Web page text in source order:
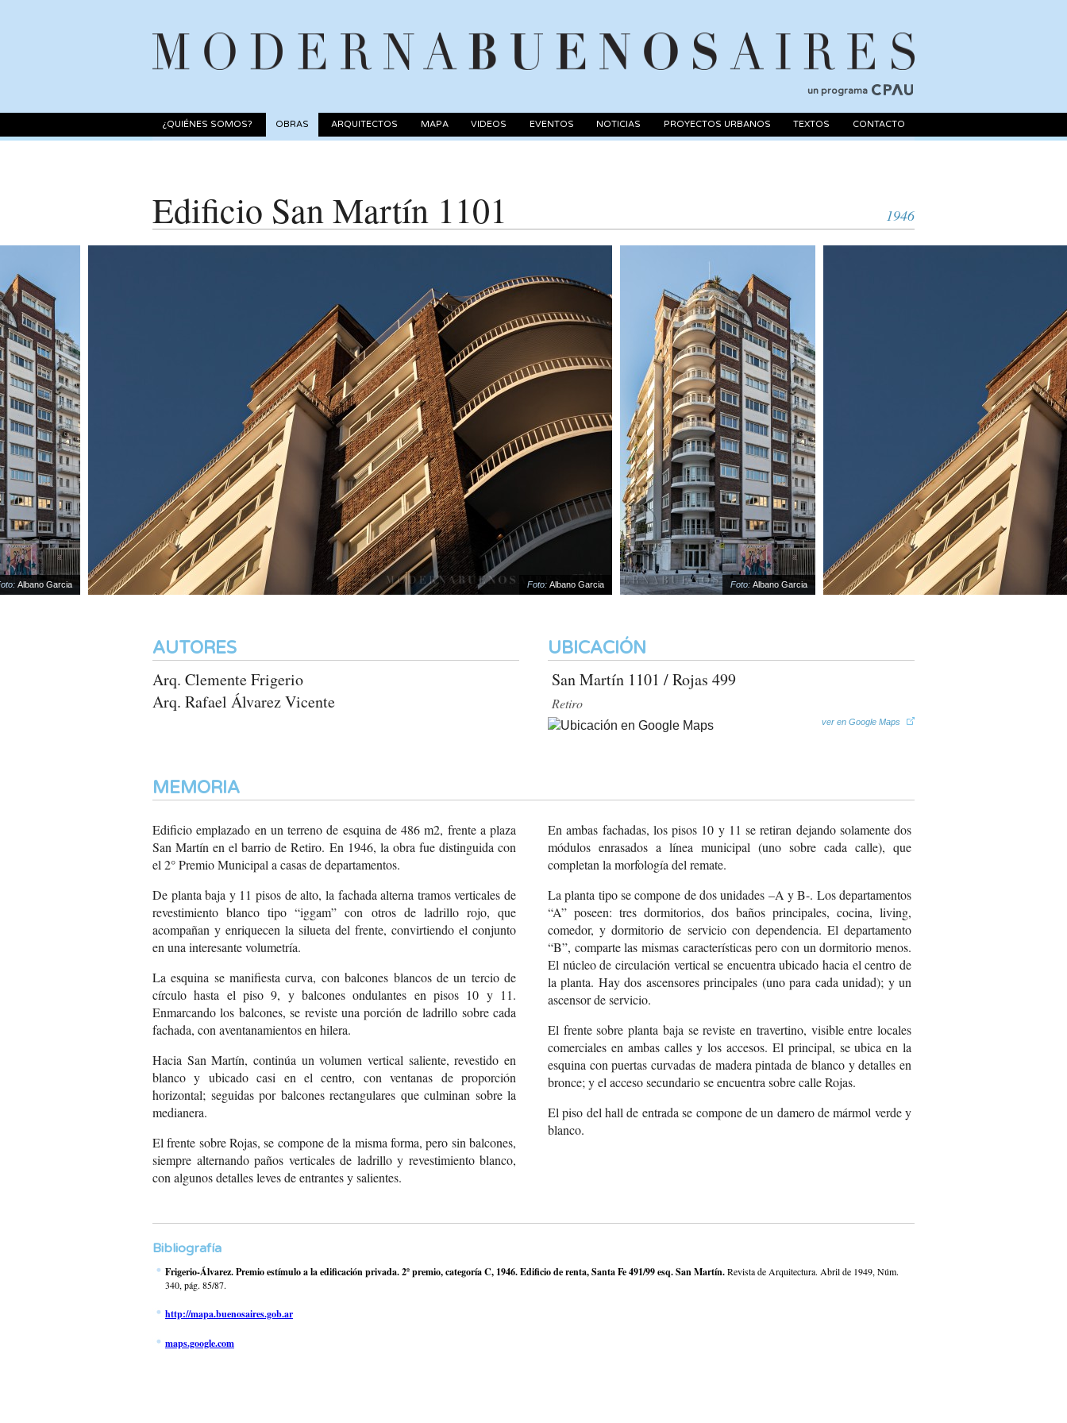
un programa
¿QUIÉNES SOMOS? OBRAS ARQUITECTOS MAPA VIDEOS EVENTOS NOTICIAS PROYECTOS URBANOS TEXTOS CONTACTO
Edificio San Martín 1101 1946
Albano Garcia Foto:Albano Garcia Foto:Albano Garcia
AUTORES
Arq. Clemente Frigerio
Arq. Rafael Álvarez Vicente
UBICACIÓN
San Martín 1101 / Rojas 499
Retiro
ver en Google Maps
MEMORIA
Edificio emplazado en un terreno de esquina de 486 m2, frente a plaza
San Martín en el barrio de Retiro. En 1946, la obra fue distinguida con
el 2° Premio Municipal a casas de departamentos.
De planta baja y 11 pisos de alto, la fachada alterna tramos verticales de
revestimiento blanco tipo “iggam” con otros de ladrillo rojo, que
acompañan y enriquecen la silueta del frente, convirtiendo el conjunto
en una interesante volumetría.
La esquina se manifiesta curva, con balcones blancos de un tercio de
círculo hasta el piso 9, y balcones ondulantes en pisos 10 y 11.
Enmarcando los balcones, se reviste una porción de ladrillo sobre cada
fachada, con aventanamientos en hilera.
Hacia San Martín, continúa un volumen vertical saliente, revestido en
blanco y ubicado casi en el centro, con ventanas de proporción
horizontal; seguidas por balcones rectangulares que culminan sobre la
medianera.
El frente sobre Rojas, se compone de la misma forma, pero sin balcones,
siempre alternando paños verticales de ladrillo y revestimiento blanco,
con algunos detalles leves de entrantes y salientes.
En ambas fachadas, los pisos 10 y 11 se retiran dejando solamente dos
módulos enrasados a línea municipal (uno sobre cada calle), que
completan la morfología del remate.
La planta tipo se compone de dos unidades –A y B-. Los departamentos
“A” poseen: tres dormitorios, dos baños principales, cocina, living,
comedor, y dormitorio de servicio con dependencia. El departamento
“B”, comparte las mismas características pero con un dormitorio menos.
El núcleo de circulación vertical se encuentra ubicado hacia el centro de
la planta. Hay dos ascensores principales (uno para cada unidad); y un
ascensor de servicio.
El frente sobre planta baja se reviste en travertino, visible entre locales
comerciales en ambas calles y los accesos. El principal, se ubica en la
esquina con puertas curvadas de madera pintada de blanco y detalles en
bronce; y el acceso secundario se encuentra sobre calle Rojas.
El piso del hall de entrada se compone de un damero de mármol verde y
blanco.
Bibliografía
Frigerio-Álvarez. Premio estímulo a la edificación privada. 2º premio, categoría C, 1946. Edificio de renta, Santa Fe 491/99 esq. San Martín.Revista de Arquitectura. Abril de 1949, Núm.
340, pág. 85/87.
http://mapa.buenosaires.gob.ar
maps.google.com